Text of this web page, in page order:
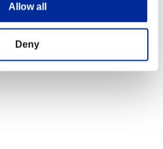
Allow all
Deny